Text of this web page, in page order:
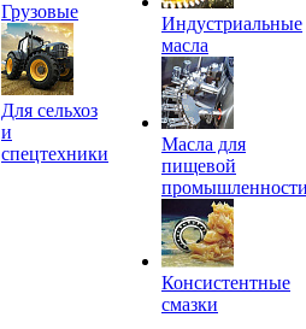
Грузовые
Для сельхоз
и
спецтехники
Индустриальные
масла
Масла для
пищевой
Консистентные
смазки